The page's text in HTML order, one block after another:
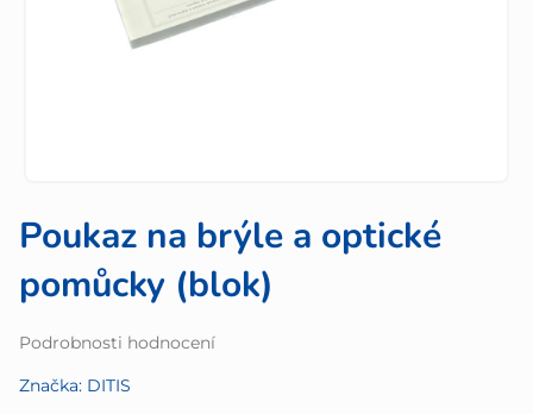
Poukaz na brýle a optické
pomůcky (blok)
Průměrné
produktu
Podrobnosti hodnocení
Značka: DITIS